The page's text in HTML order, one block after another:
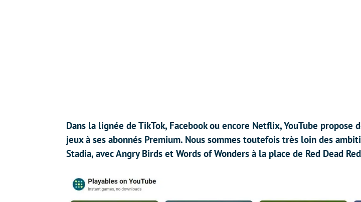
Dans la lignée de TikTok, Facebook ou encore Netflix, YouTube propose
jeux à ses abonnés Premium. Nous sommes toutefois très loin des
Stadia, avec Angry Birds et Words of Wonders à la place de Red Dead